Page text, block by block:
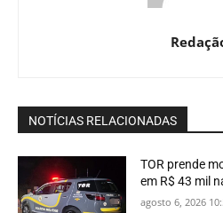
NOTÍCIAS RELACIONADAS
TOR prende
em R$ 43 mil
agosto 6, 2026